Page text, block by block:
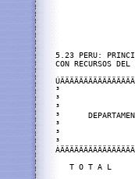
5.23 PERU:
CON RECURSOS
³
³                        ³
³
³
³
³
³
T O T A L